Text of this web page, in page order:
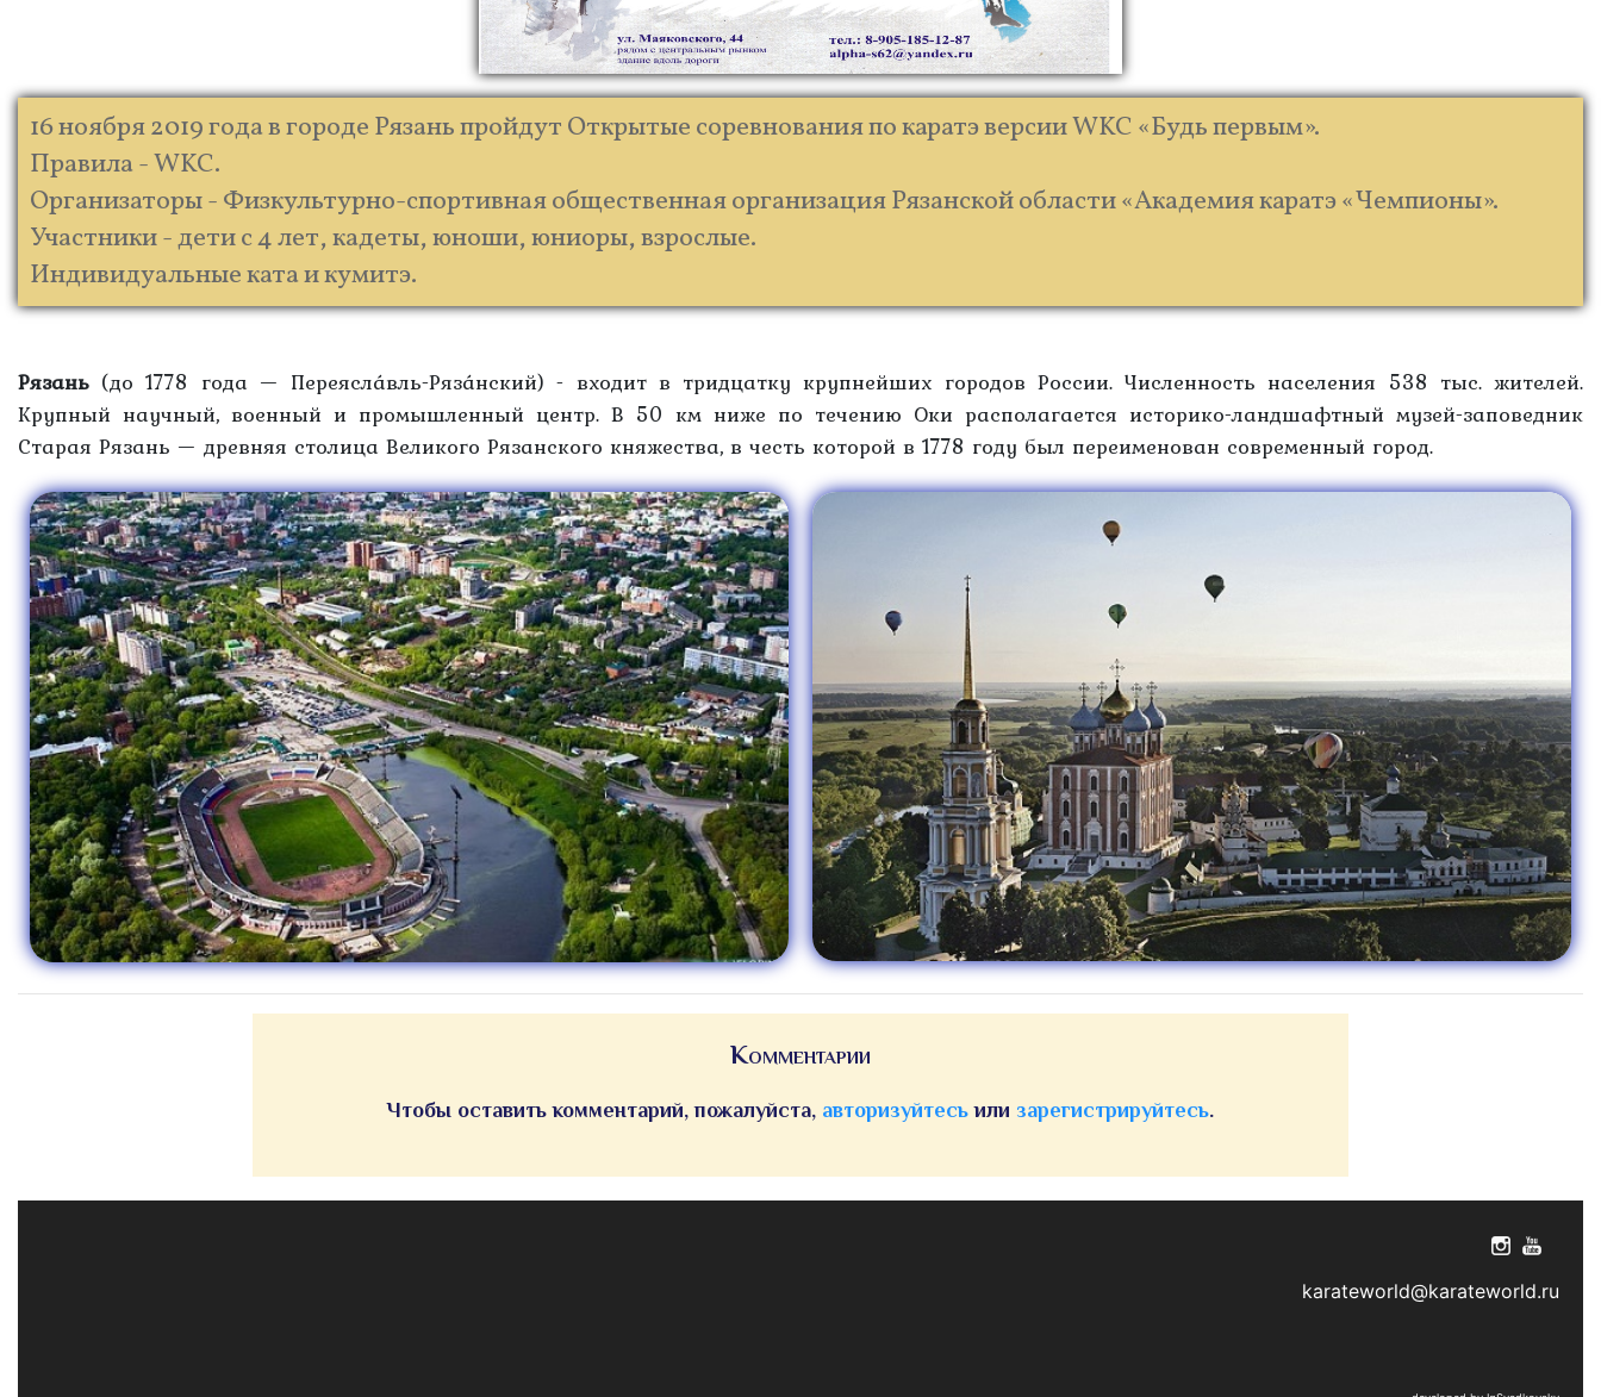
16 ноября 2019 года в городе Рязань пройдут Открытые соревнования по каратэ версии WKC «Будь первым».
Правила - WKC.
Организаторы - Физкультурно-спортивная общественная организация Рязанской области «Академия каратэ «Чемпионы».
Участники - дети с 4 лет, кадеты, юноши, юниоры, взрослые.
Индивидуальные ката и кумитэ.
Рязань (до 1778 года — Переясла́вль-Ряза́нский) - входит в тридцатку крупнейших городов России. Численность населения 538 тыс. жителей.
Крупный научный, военный и промышленный центр. В 50 км ниже по течению Оки располагается историко-ландшафтный музей-заповедник
Старая Рязань — древняя столица Великого Рязанского княжества, в честь которой в 1778 году был переименован современный город.
Комментарии
Чтобы оставить комментарий, пожалуйста, авторизуйтесьили зарегистрируйтесь.
karateworld@karateworld.ru